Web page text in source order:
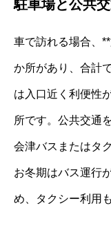
駐車場と公共
車で訪れる場合、
か所があり、合計
は入口近く利便性
所です。公共交通
会津バスまたはタ
お冬期はバス運行
め、タクシー利用